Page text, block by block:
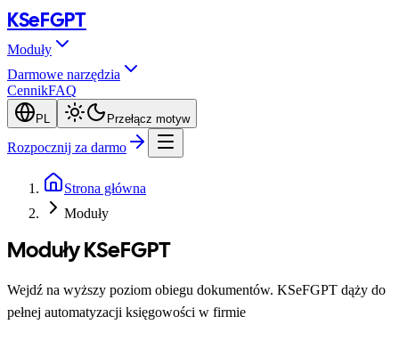
KSeFGPT
Moduły
Darmowe narzędzia
CennikFAQ
PL Przełącz motyw
Rozpocznij za darmo
Strona główna
Moduły
Moduły KSeFGPT
Wejdź na wyższy poziom obiegu dokumentów. KSeFGPT dąży do
pełnej automatyzacji księgowości w firmie